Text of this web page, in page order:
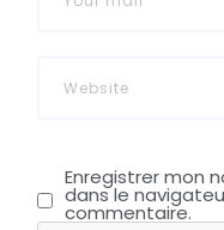
Enregistrer mon
dans le
commentaire.